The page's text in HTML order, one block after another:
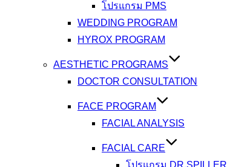
โปรแกรม PMS
WEDDING PROGRAM
HYROX PROGRAM
AESTHETIC PROGRAMS
DOCTOR CONSULTATION
FACE PROGRAM
FACIAL ANALYSIS
FACIAL CARE
โปรแกรม DR.SPILLER